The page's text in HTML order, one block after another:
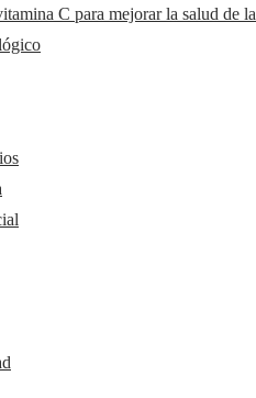
C para mejorar la salud de